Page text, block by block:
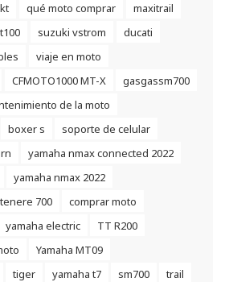
qué moto comprar
maxitrail
suzuki vstrom
ducati
viaje en moto
CFMOTO1000 MT-X
gasgassm700
de la moto
boxer s
soporte de celular
yamaha nmax connected 2022
yamaha nmax 2022
tenere 700
comprar moto
yamaha electric
TT R200
Yamaha MT09
tiger yamaha t7 sm700
trail